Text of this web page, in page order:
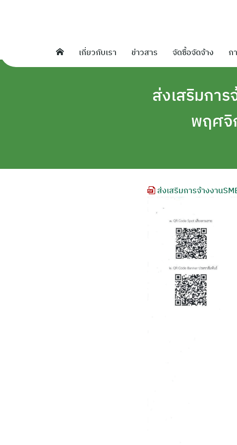
เกี่ยวกับเรา ข่าวสาร จัดซื้อจัดจ้าง ก
ส่งเสริมการ
พฤศจิ
ส่งเสริมการจ้างงาน